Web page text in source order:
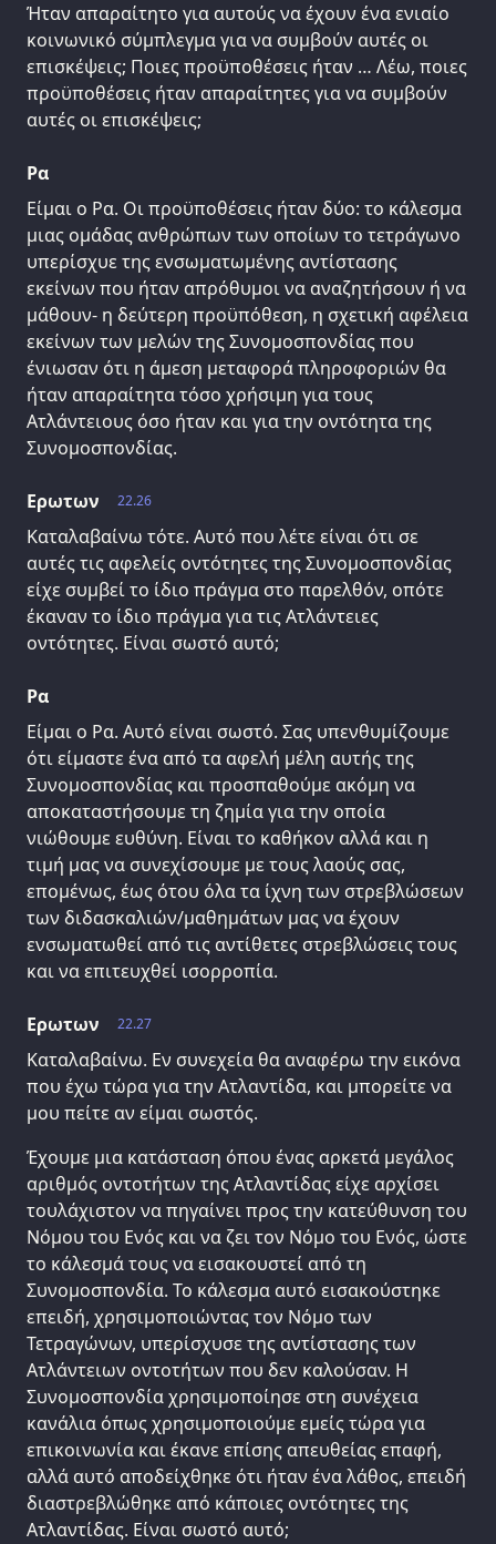
Ήταν απαραίτητο για αυτούς να έχουν ένα ενιαίο
κοινωνικό σύμπλεγμα για να συμβούν αυτές οι
επισκέψεις; Ποιες προϋποθέσεις ήταν … Λέω, ποιες
προϋποθέσεις ήταν απαραίτητες για να συμβούν
αυτές οι επισκέψεις;
Ρα
Είμαι ο Ρα. Οι προϋποθέσεις ήταν δύο: το κάλεσμα
μιας ομάδας ανθρώπων των οποίων το τετράγωνο
υπερίσχυε της ενσωματωμένης αντίστασης
εκείνων που ήταν απρόθυμοι να αναζητήσουν ή να
μάθουν- η δεύτερη προϋπόθεση, η σχετική αφέλεια
εκείνων των μελών της Συνομοσπονδίας που
ένιωσαν ότι η άμεση μεταφορά πληροφοριών θα
ήταν απαραίτητα τόσο χρήσιμη για τους
Ατλάντειους όσο ήταν και για την οντότητα της
Συνομοσπονδίας.
22.26
Ερωτων
Καταλαβαίνω τότε. Αυτό που λέτε είναι ότι σε
αυτές τις αφελείς οντότητες της Συνομοσπονδίας
είχε συμβεί το ίδιο πράγμα στο παρελθόν, οπότε
έκαναν το ίδιο πράγμα για τις Ατλάντειες
οντότητες. Είναι σωστό αυτό;
Ρα
Είμαι ο Ρα. Αυτό είναι σωστό. Σας υπενθυμίζουμε
ότι είμαστε ένα από τα αφελή μέλη αυτής της
Συνομοσπονδίας και προσπαθούμε ακόμη να
αποκαταστήσουμε τη ζημία για την οποία
νιώθουμε ευθύνη. Είναι το καθήκον αλλά και η
τιμή μας να συνεχίσουμε με τους λαούς σας,
επομένως, έως ότου όλα τα ίχνη των στρεβλώσεων
των διδασκαλιών/μαθημάτων μας να έχουν
ενσωματωθεί από τις αντίθετες στρεβλώσεις τους
και να επιτευχθεί ισορροπία.
22.27
Ερωτων
Καταλαβαίνω. Εν συνεχεία θα αναφέρω την εικόνα
που έχω τώρα για την Ατλαντίδα, και μπορείτε να
μου πείτε αν είμαι σωστός.
Έχουμε μια κατάσταση όπου ένας αρκετά μεγάλος
αριθμός οντοτήτων της Ατλαντίδας είχε αρχίσει
τουλάχιστον να πηγαίνει προς την κατεύθυνση του
Νόμου του Ενός και να ζει τον Νόμο του Ενός, ώστε
το κάλεσμά τους να εισακουστεί από τη
Συνομοσπονδία. Το κάλεσμα αυτό εισακούστηκε
επειδή, χρησιμοποιώντας τον Νόμο των
Τετραγώνων, υπερίσχυσε της αντίστασης των
Ατλάντειων οντοτήτων που δεν καλούσαν. Η
Συνομοσπονδία χρησιμοποίησε στη συνέχεια
κανάλια όπως χρησιμοποιούμε εμείς τώρα για
επικοινωνία και έκανε επίσης απευθείας επαφή,
αλλά αυτό αποδείχθηκε ότι ήταν ένα λάθος, επειδή
διαστρεβλώθηκε από κάποιες οντότητες της
Ατλαντίδας. Είναι σωστό αυτό;